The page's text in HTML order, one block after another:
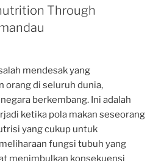
Through
mendesak yang
orang di seluruh dunia,
berkembang. Ini adalah
ketika pola makan seseorang
yang cukup untuk
fungsi tubuh yang
menimbulkan konsekuensi